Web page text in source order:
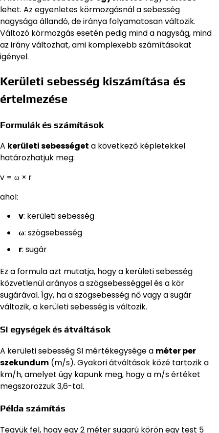
lehet. Az egyenletes körmozgásnál a sebesség
nagysága állandó, de iránya folyamatosan változik.
Változó körmozgás esetén pedig mind a nagyság, mind
az irány változhat, ami komplexebb számításokat
igényel.
Kerületi sebesség kiszámítása és
értelmezése
Formulák és számítások
A kerületi sebességet a következő képletekkel
határozhatjuk meg:
v = ω × r
ahol:
v: kerületi sebesség
ω: szögsebesség
r: sugár
Ez a formula azt mutatja, hogy a kerületi sebesség
közvetlenül arányos a szögsebességgel és a kör
sugárával. Így, ha a szögsebesség nő vagy a sugár
változik, a kerületi sebesség is változik.
SI egységek és átváltások
A kerületi sebesség SI mértékegysége a méter per
szekundum (m/s). Gyakori átváltások közé tartozik a
km/h, amelyet úgy kapunk meg, hogy a m/s értéket
megszorozzuk 3,6-tal.
Példa számítás
Tegyük fel, hogy egy 2 méter sugarú körön egy test 5